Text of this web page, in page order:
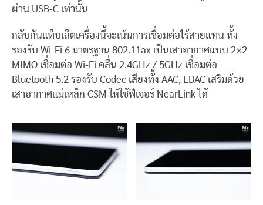
ผ่าน USB-C เท่านั้น
กลับกันแท็บเล็ตเครื่องนี้จะเน้นการเชื่อมต่อไร้สายแทน ทั้ง
รองรับ Wi-Fi 6 มาตรฐาน 802.11ax เป็นเสาอากาศแบบ 2×2
MIMO เชื่อมต่อ Wi-Fi คลื่น 2.4GHz / 5GHz เชื่อมต่อ
Bluetooth 5.2 รองรับ Codec เสียงทั้ง AAC, LDAC เสริมด้วย
เสาอากาศแม่เหล็ก CSM ให้ใช้ฟีเจอร์ NearLink ได้